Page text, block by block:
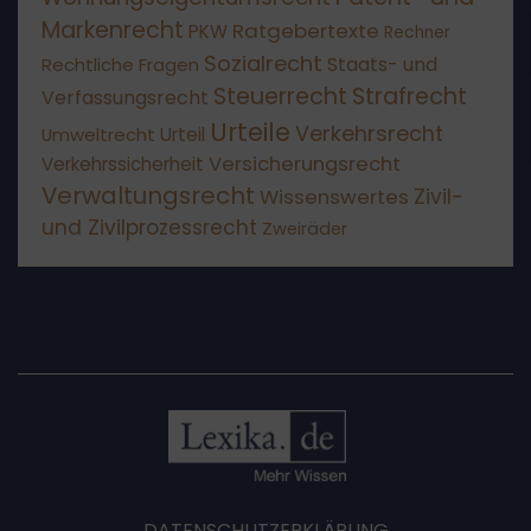
Markenrecht PKW Ratgebertexte Rechner
Rechtliche Fragen Sozialrecht Staats- und
Verfassungsrecht Steuerrecht Strafrecht
Umweltrecht Urteil Urteile Verkehrsrecht
Verkehrssicherheit Versicherungsrecht
Verwaltungsrecht Wissenswertes Zivil-
und Zivilprozessrecht Zweiräder